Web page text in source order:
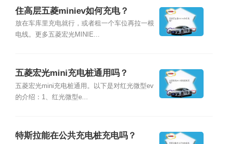
住高层五菱miniev如何充电？
放在车库里充电就行，或者租一个车位再拉一根
电线。更多五菱宏光MINIE...
五菱宏光mini充电桩通用吗？
五菱宏光mini充电桩通用。以下是对红光微型ev
的介绍：1、红光微型e...
特斯拉能在公共充电桩充电吗？